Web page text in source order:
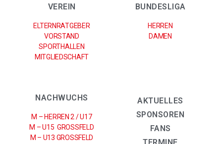
VEREIN
ELTERNRATGEBER
VORSTAND
SPORTHALLEN
MITGLIEDSCHAFT
BUNDESLIGA
HERREN
DAMEN
NACHWUCHS
M – HERREN 2 / U17
M – U15 GROSSFELD
M – U13 GROSSFELD
AKTUELLES
SPONSOREN
FANS